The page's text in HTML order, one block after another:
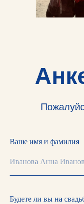
Ваше имя и фамилия
Будете ли вы на